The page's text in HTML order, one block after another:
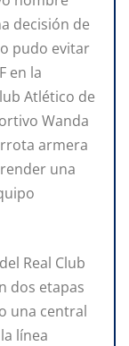
decisión de
pudo evitar
en la
Atlético de
Wanda
armera
una
Real Club
dos etapas
una central
línea